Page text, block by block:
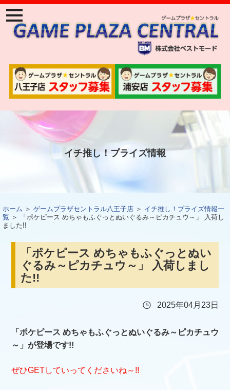
ナ
ビ
ゲ
ー
ン
メ
ニ
ュ
イチ推し！プライズ情報
ホーム ＞ ゲームプラザセントラル八王子店 ＞ イチ推し！プライズ情報一
覧 ＞ 「ポケピース めちゃもふぐっとぬいぐるみ～ピカチュウ～」 入荷し
ました!!
「ポケピース めちゃもふぐっとぬい
ぐるみ～ピカチュウ～」 入荷しまし
た!!
2025年04月23日
「ポケピース めちゃもふぐっとぬいぐるみ～ピカチュウ
～」が登場です!!
ぜひGETしていってくださいね～!!